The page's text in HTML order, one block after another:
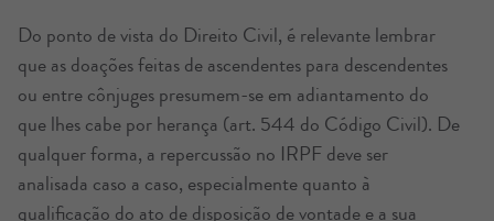
Do ponto de vista do Direito Civil, é relevante lembrar
que as doações feitas de ascendentes para descendentes
ou entre cônjuges presumem-se em adiantamento do
que lhes cabe por herança (art. 544 do Código Civil). De
qualquer forma, a repercussão no IRPF deve ser
analisada caso a caso, especialmente quanto à
qualificação do ato de disposição de vontade e a sua